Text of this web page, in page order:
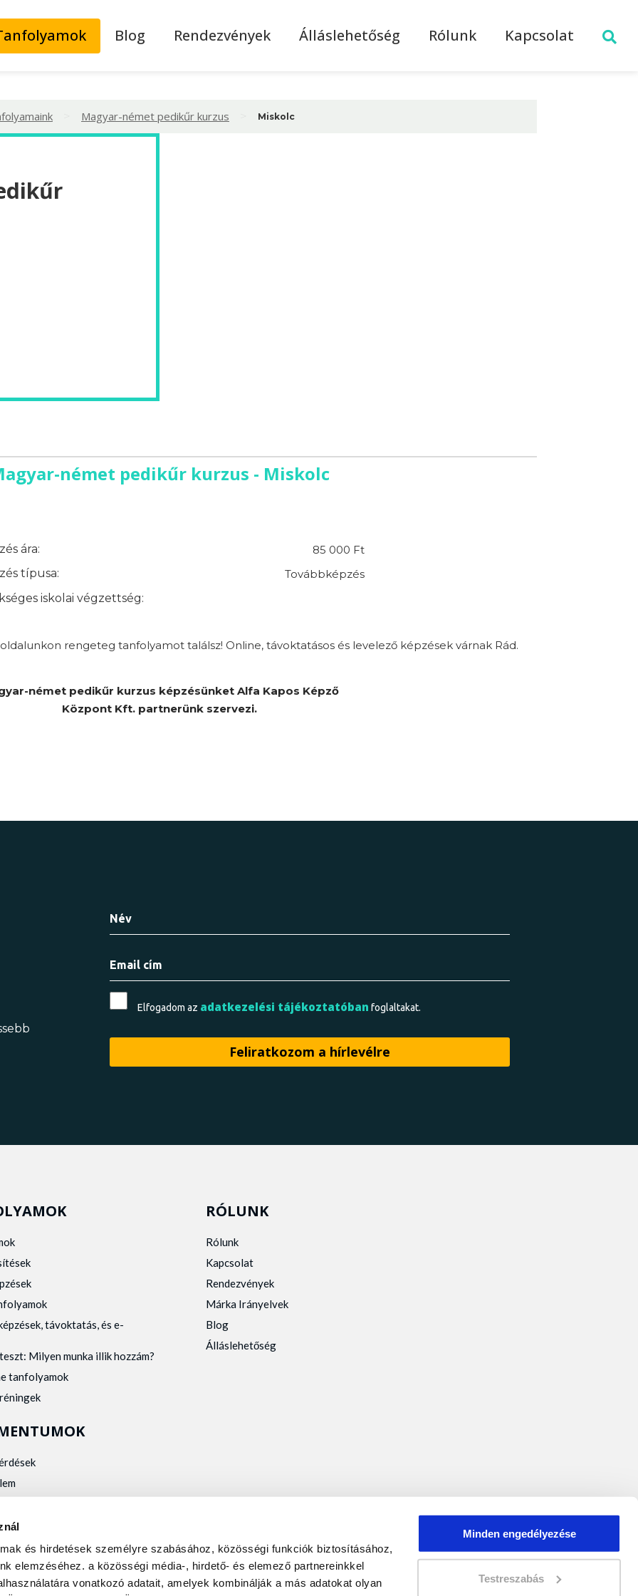
és hirdetések személyre szabásához, közösségi funkciók biztosításához,
elemzéséhez. a közösségi média-, hirdető- és elemező partnereinkkel
vonatkozó adatait, amelyek kombinálják a más adatokat olyan
Minden engedélyezése
Testreszabás
Blog Rendezvények Álláslehetőség Rólunk Kapcsolat
Magyar-német pedikűr kurzus Miskolc
német pedikűr kurzus - Miskolc
ára:
85 000 Ft
típusa:
Továbbképzés
iskolai végzettség:
rengeteg tanfolyamot találsz! Online, távoktatásos és levelező képzések várnak Rád.
német pedikűr kurzus képzésünket Alfa Kapos Képző
Központ Kft. partnerünk szervezi.
Elfogadom az adatkezelési tájékoztatóban foglaltakat.
távoktatás, és e-
Milyen munka illik hozzám?
tanfolyamok
RÓLUNK
Rólunk
Kapcsolat
Rendezvények
Márka Irányelvek
Blog
Álláslehetőség